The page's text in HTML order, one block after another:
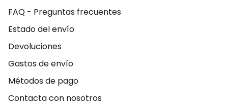
FAQ - Preguntas frecuentes
Estado del envío
Devoluciones
Gastos de envío
Métodos de pago
Contacta con nosotros